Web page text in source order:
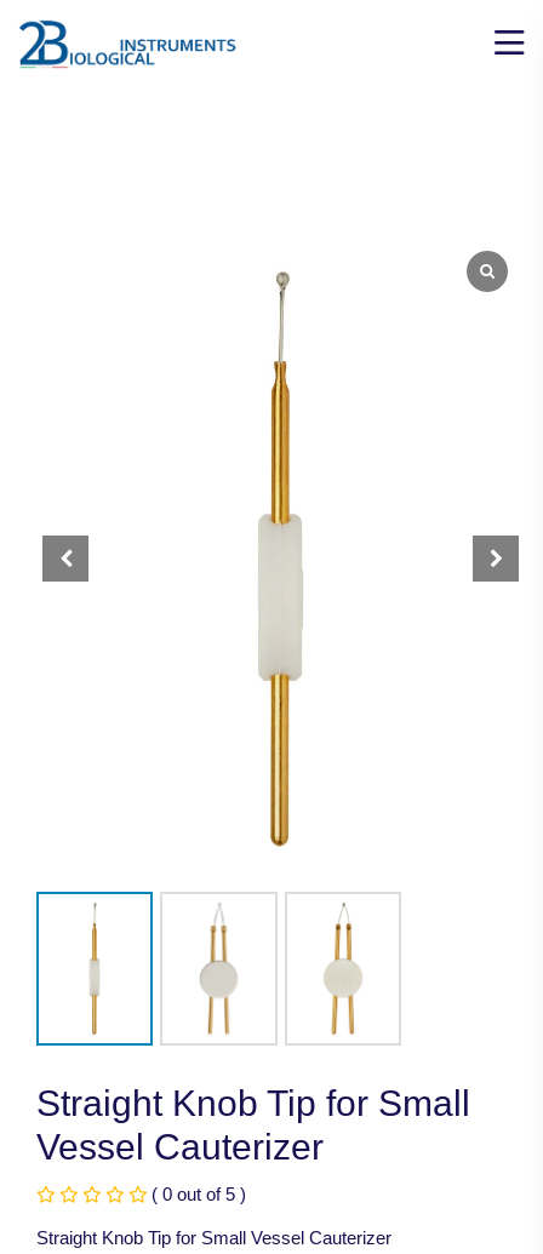
Straight Knob Tip for Small
Vessel Cauterizer
( 0 out of 5 )
Straight Knob Tip for Small Vessel Cauterizer